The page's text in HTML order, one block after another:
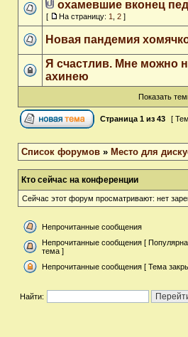
охамевшие вконец
[ На страницу: 1 2 ]
Новая пандемия
Я счастлив. Мне можно
ахинею
Показать
Страница 1 из 43 [
Список форумов » Место для
Кто сейчас на конференции
Сейчас этот форум просматривают: нет
Непрочитанные сообщения
Непрочитанные сообщения [
тема ]
Непрочитанные сообщения [ Тема
Найти: